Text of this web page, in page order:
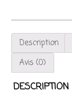
Description
Avis (0)
DESCRIPTION